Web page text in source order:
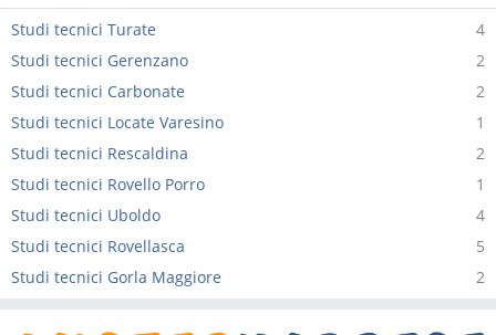
4
Studi tecnici Turate
2
Studi tecnici Gerenzano
2
Studi tecnici Carbonate
1
Studi tecnici Locate Varesino
2
Studi tecnici Rescaldina
1
Studi tecnici Rovello Porro
4
Studi tecnici Uboldo
5
Studi tecnici Rovellasca
2
Studi tecnici Gorla Maggiore